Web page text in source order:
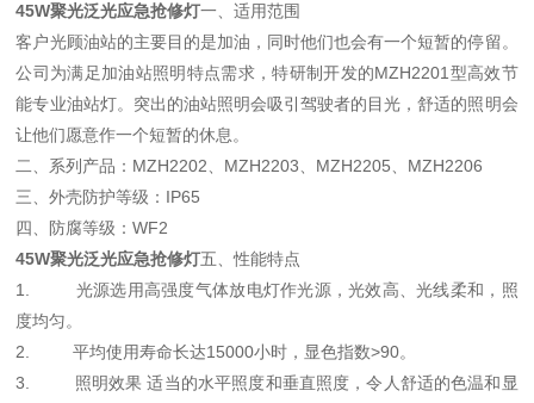
45W聚光泛光应急抢修灯一、适用范围
客户光顾油站的主要目的是加油，同时他们也会有一个短暂的停留。
公司为满足加油站照明特点需求，特研制开发的MZH2201型高效节
能专业油站灯。突出的油站照明会吸引驾驶者的目光，舒适的照明会
让他们愿意作一个短暂的休息。
二、系列产品：MZH2202、MZH2203、MZH2205、MZH2206
三、外壳防护等级：IP65
四、防腐等级：WF2
45W聚光泛光应急抢修灯五、性能特点
1. 光源选用高强度气体放电灯作光源，光效高、光线柔和，照
度均匀。
2. 平均使用寿命长达15000小时，显色指数>90。
3. 照明效果 适当的水平照度和垂直照度，令人舒适的色温和显